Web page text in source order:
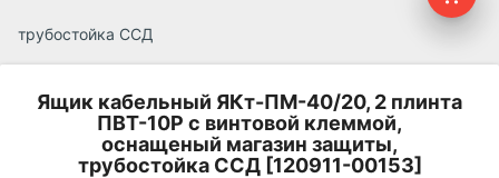
трубостойка ССД
Ящик кабельный ЯКт-ПМ-40/20, 2 плинта
ПВТ-10Р с винтовой клеммой,
оснащеный магазин защиты,
трубостойка ССД [120911-00153]